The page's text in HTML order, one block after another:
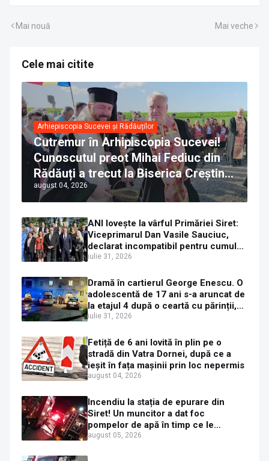
Mai nouă Mai veche
Cele mai citite
Arhiepiscopia Sucevei și Rădăuților
Cutremur în Arhipiscopia Sucevei!
Cunoscutul preot Mihai Fediuc din
Rădăuți a trecut la Biserica Creștină
Ortodoxă Valahă. ÎPS Calinic anunță
că îi pregătește judecata canonică
august 04, 2026
ANI lovește la vârful Primăriei Siret:
Viceprimarul Dan Vasile Sauciuc,
declarat incompatibil pentru cumul
de funcții
iulie 31, 2026
Dramă în cartierul George Enescu. O
adolescentă de 17 ani s-a aruncat de
la etajul 4 după o ceartă cu părinții,
pe fondul consumului de alcool în
iulie 31, 2026
Fetiță de 6 ani lovită în plin pe o
stradă din Vatra Dornei, după ce a
ieșit în fața mașinii prin loc nepermis
august 04, 2026
Incendiu la stația de epurare din
Siret! Un muncitor a dat foc
pompelor de apă în timp ce le
alimenta cu combustibil
august 05, 2026